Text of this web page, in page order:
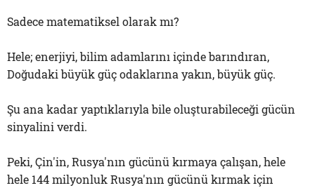
Sadece matematiksel olarak mı?
Hele; enerjiyi, bilim adamlarını içinde barındıran,
Doğudaki büyük güç odaklarına yakın, büyük güç.
Şu ana kadar yaptıklarıyla bile oluşturabileceği gücün
sinyalini verdi.
Peki, Çin'in, Rusya'nın gücünü kırmaya çalışan, hele
hele 144 milyonluk Rusya'nın gücünü kırmak için